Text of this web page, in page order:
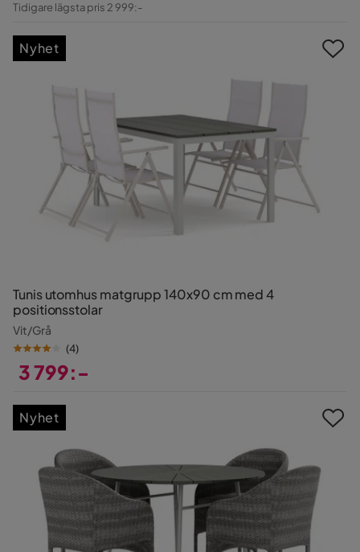
Tidigare lägsta pris 2 999:-
Tunis utomhus matgrupp 140x90 cm med 4
positionsstolar
Vit/Grå
(4)
3 799:-
Nyhet
Nyhet